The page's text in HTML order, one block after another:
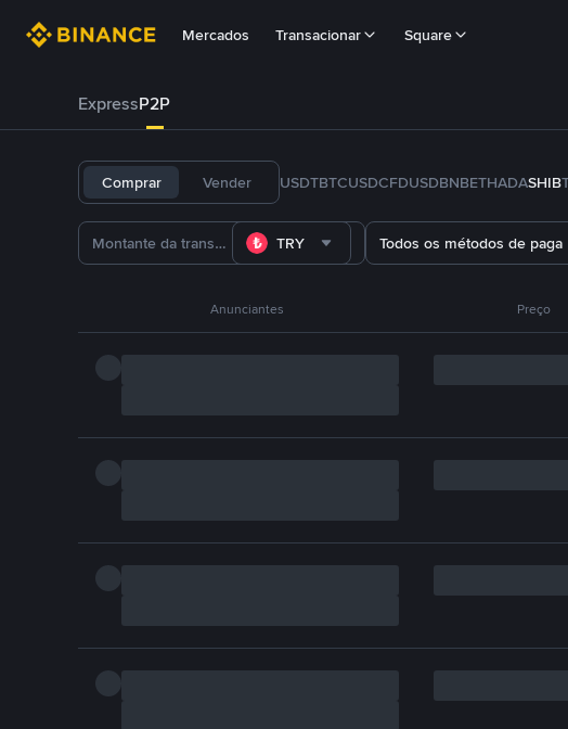
Mercados Transacionar Square
ExpressP2P
Comprar Vender USDTBTCUSDCFDUSDBNBETHADASHIB
TRY Todos os métodos de
Anunciantes Preço